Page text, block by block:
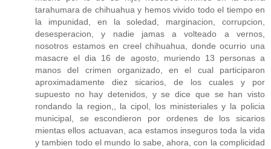
tarahumara de chihuahua y hemos vivido todo el tiempo en
la impunidad, en la soledad, marginacion, corrupcion,
desesperacion, y nadie jamas a volteado a vernos,
nosotros estamos en creel chihuahua, donde ocurrio una
masacre el dia 16 de agosto, muriendo 13 personas a
manos del crimen organizado, en el cual participaron
aproximadamente diez sicarios, de los cuales y por
supuesto no hay detenidos, y se dice que se han visto
rondando la region,, la cipol, los ministeriales y la policia
municipal, se escondieron por ordenes de los sicarios
mientas ellos actuavan, aca estamos inseguros toda la vida
y tambien todo el mundo lo sabe, ahora, con la complicidad